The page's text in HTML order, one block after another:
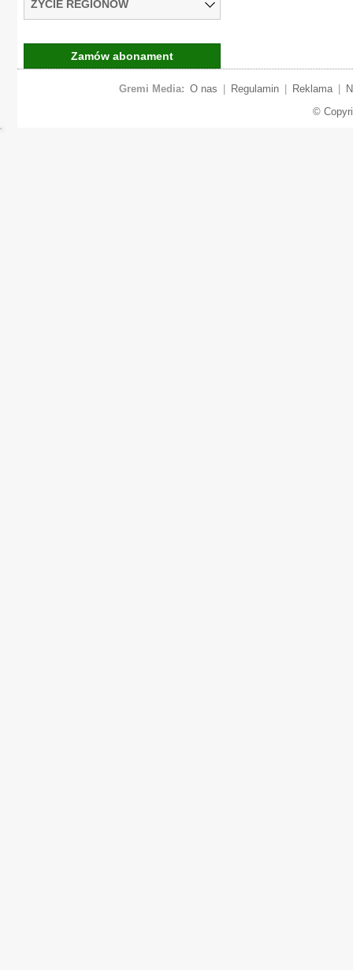
ŻYCIE REGIONÓW
Zamów abonament
Gremi Media: O nas Regulamin Reklama
©